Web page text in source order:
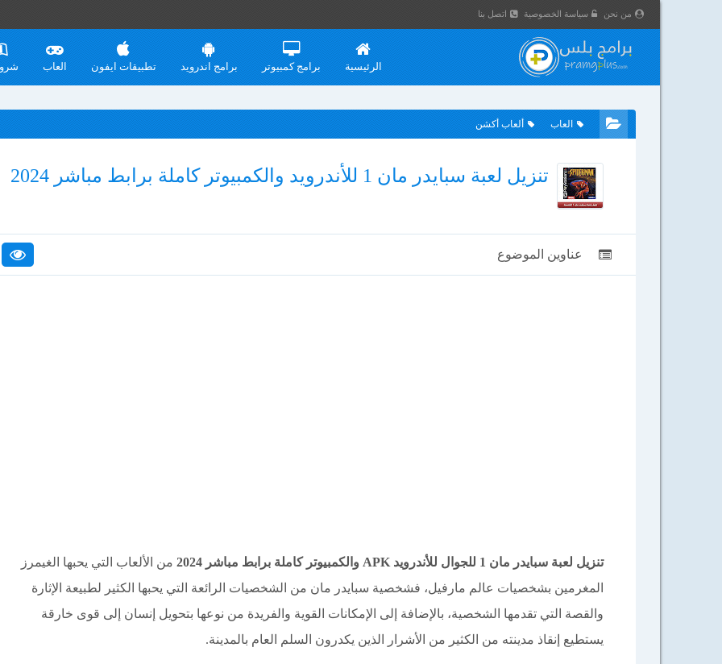
من نحن سياسة الخصوصية اتصل بنا
الرئيسية برامج كمبيوتر برامج اندرويد تطبيقات ايفون العاب
العاب ألعاب أكشن
تنزيل لعبة سبايدر مان 1 للأندرويد والكمبيوتر كاملة برابط مباشر 2024
عناوين الموضوع
تنزيل لعبة سبايدر مان 1 للجوال للأندرويد APK والكمبيوتر كاملة برابط مباشر 2024
من الألعاب التي يحبها الغيمرز
المغرمين بشخصيات عالم مارفيل، فشخصية سبايدر مان من الشخصيات الرائعة التي يحبها الكثير لطبيعة الإثارة
والقصة التي تقدمها الشخصية، بالإضافة إلى الإمكانات القوية والفريدة من نوعها بتحويل إنسان إلى قوى خارقة
يستطيع إنقاذ مدينته من الكثير من الأشرار الذين يكدرون السلم العام بالمدينة.